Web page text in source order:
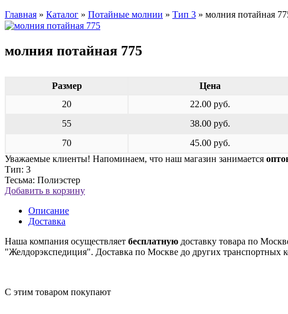
Главная » Каталог » Потайные молнии » Тип 3 » молния потайная
молния потайная 775
Размер Цена
20
22.00 руб.
55
38.00 руб.
70
45.00 руб.
Уважаемые клиенты! Напоминаем, что наш магазин занимается
Тип: 3
Тесьма: Полиэстер
Добавить в корзину
Описание
Доставка
Наша компания осуществляет бесплатную доставку товара по
"Желдорэкспедиция". Доставка по Москве до других транспортных
С этим товаром покупают